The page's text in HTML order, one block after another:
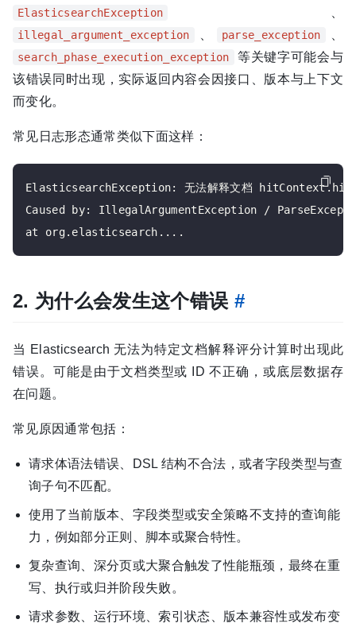
ElasticsearchException 、
illegal_argument_exception 、 parse_exception 、
search_phase_execution_exception
等关键字可能会与
该错误同时出现，实际返回内容会因接口、版本与上下文
而变化。
常见日志形态通常类似下面这样：
ElasticsearchException: 无法解释文档
Caused by: IllegalArgumentException /
2. 为什么会发生这个错误 #
当 Elasticsearch 无法为特定文档解释评分计算时出现此
错误。可能是由于文档类型或 ID 不正确，或底层数据存
在问题。
常见原因通常包括：
请求体语法错误、DSL 结构不合法，或者字段类型与查
询子句不匹配。
使用了当前版本、字段类型或安全策略不支持的查询能
力，例如部分正则、脚本或聚合特性。
复杂查询、深分页或大聚合触发了性能瓶颈，最终在重
写、执行或归并阶段失败。
请求参数、运行环境、索引状态、版本兼容性或发布变